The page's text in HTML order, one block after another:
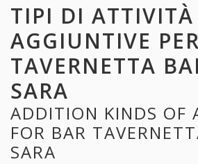
TIPI DI ATTIVITÀ
AGGIUNTIVE
TAVERNETTA
SARA
ADDITION KINDS OF
FOR BAR
SARA